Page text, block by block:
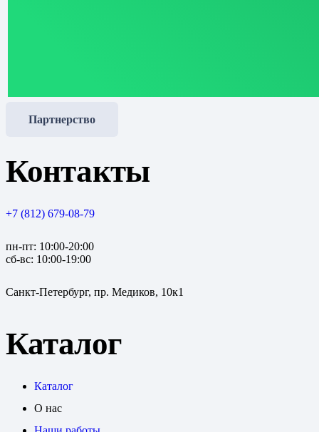
Партнерство
Контакты
+7 (812) 679-08-79
пн-пт: 10:00-20:00
сб-вс: 10:00-19:00
Санкт-Петербург, пр. Медиков, 10к1
Каталог
Каталог
О нас